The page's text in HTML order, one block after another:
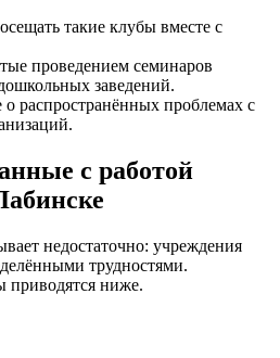
такие клубы вместе с
проведением семинаров
заведений.
распространённых проблемах с
с работой
недостаточно: учреждения
трудностями.
приводятся ниже.